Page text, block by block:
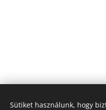
Sütiket használunk, hogy